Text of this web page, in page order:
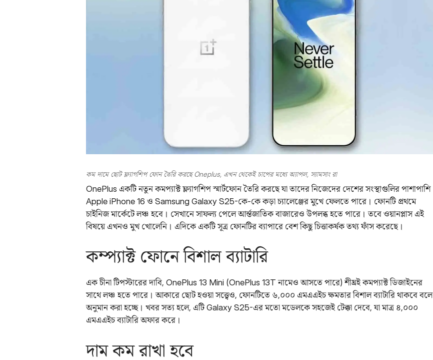
কম দামে ছোট ফ্ল্যাগশিপ ফোন তৈরি করছে Oneplus, এখন থেকেই চাপের মধ্যে অ্যাপল, স্যামসাং রা
OnePlus একটি নতুন কমপ্যাক্ট ফ্ল্যাগশিপ স্মার্টফোন তৈরি করছে যা তাদের নিজেদের দেশের সংস্থাগুলির পাশাপাশি
Apple iPhone 16 ও Samsung Galaxy S25-কে-কে কড়া চ্যালেঞ্জের মুখে ফেলতে পারে। ফোনটি প্রথমে
চাইনিজ মার্কেটে লঞ্চ হবে। সেখানে সাফল্য পেলে আর্ন্তজাতিক বাজারেও উপলব্ধ হতে পারে। তবে ওয়ানপ্লাস এই
বিষয়ে এখনও মুখ খোলেনি। এদিকে একটি সূত্র ফোনটির ব্যাপারে বেশ কিছু চিত্তাকর্ষক তথ্য ফাঁস করেছে।
কম্প্যাক্ট ফোনে বিশাল ব্যাটারি
এক চীনা টিপস্টারের দাবি, OnePlus 13 Mini (OnePlus 13T নামেও আসতে পারে) শীঘ্রই কমপ্যাক্ট ডিজাইনের
সাথে লঞ্চ হতে পারে। আকারে ছোট হওয়া সত্ত্বেও, ফোনটিতে ৬,০০০ এমএএইচ ক্ষমতার বিশাল ব্যাটারি থাকবে বলে
অনুমান করা হচ্ছে। খবর সত্য হলে, এটি Galaxy S25-এর মতো মডেলকে সহজেই টেক্কা দেবে, যা মাত্র ৪,০০০
এমএএইচ ব্যাটারি অফার করে।
দাম কম রাখা হবে